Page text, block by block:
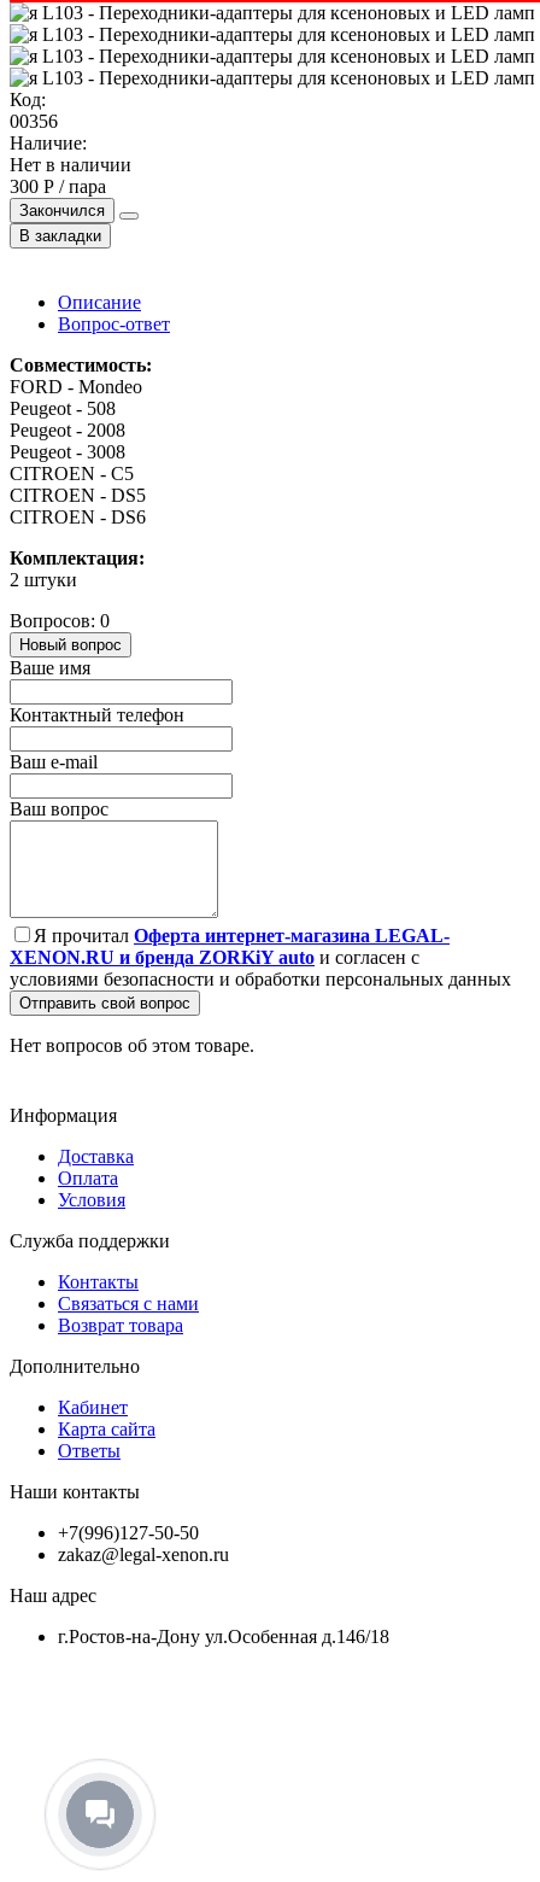
Код:
00356
Наличие:
Нет в наличии
300 Р / пара
Закончился
В закладки
Описание
Вопрос-ответ
Совместимость:
FORD - Mondeo
Peugeot - 508
Peugeot - 2008
Peugeot - 3008
CITROEN - C5
CITROEN - DS5
CITROEN - DS6
Комплектация:
2 штуки
Вопросов: 0
Новый вопрос
Ваше имя
Контактный телефон
Ваш e-mail
Ваш вопрос
Я прочитал Оферта интернет-магазина LEGAL-
XENON.RU и бренда ZORKiY auto и согласен с
условиями безопасности и обработки персональных данных
Отправить свой вопрос
Нет вопросов об этом товаре.
Информация
Доставка
Оплата
Условия
Служба поддержки
Контакты
Связаться с нами
Возврат товара
Дополнительно
Кабинет
Карта сайта
Ответы
Наши контакты
+7(996)127-50-50
zakaz@legal-xenon.ru
Наш адрес
г.Ростов-на-Дону ул.Особенная д.146/18